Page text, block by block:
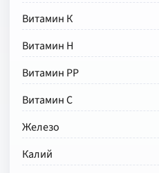
Витамин К
Витамин Н
Витамин РР
Витамин С
Железо
Калий